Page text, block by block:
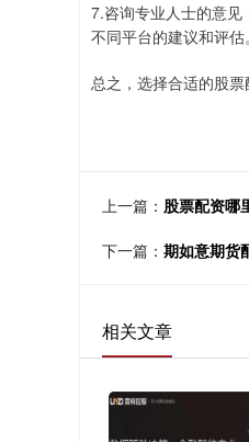
7.咨询专业人士的意
不同平台的建议和评估。
总之，选择合适的股
上一篇： 股票配资哪
下一篇： 期如意期货
相关文章